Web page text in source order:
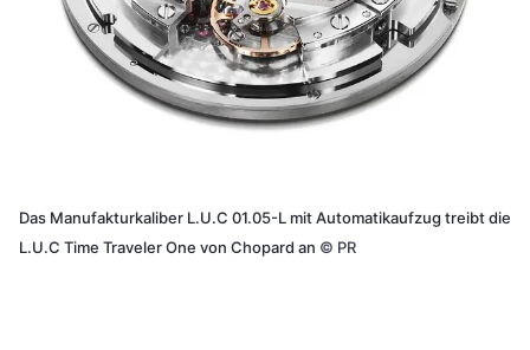
Das Manufakturkaliber L.U.C 01.05-L mit Automatikaufzug treibt die
L.U.C Time Traveler One von Chopard an © PR